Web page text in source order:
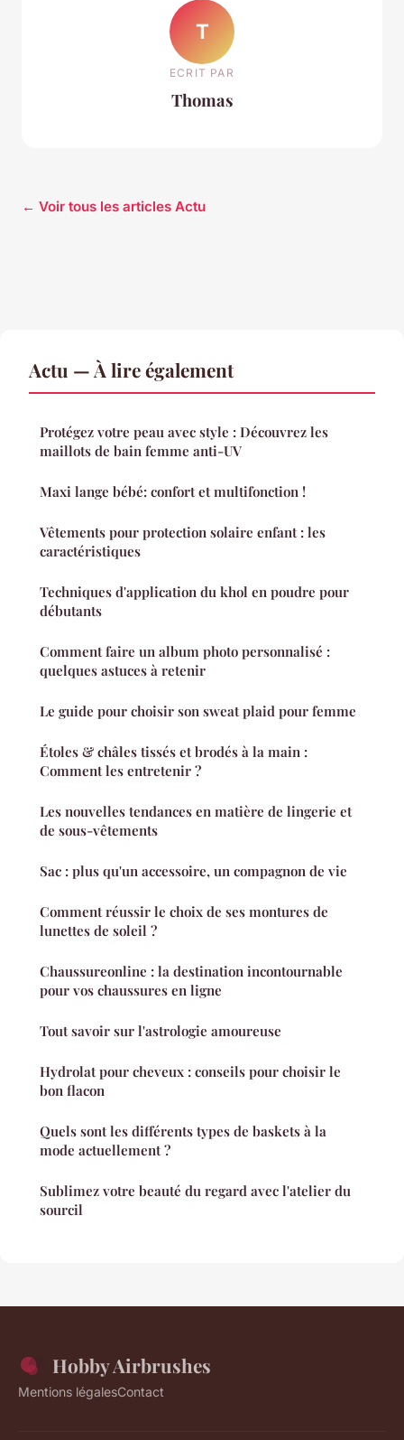
T
ECRIT PAR
Thomas
← Voir tous les articles Actu
Actu — À lire également
Protégez votre peau avec style : Découvrez les
maillots de bain femme anti-UV
Maxi lange bébé: confort et multifonction !
Vêtements pour protection solaire enfant : les
caractéristiques
Techniques d'application du khol en poudre pour
débutants
Comment faire un album photo personnalisé :
quelques astuces à retenir
Le guide pour choisir son sweat plaid pour femme
Étoles & châles tissés et brodés à la main :
Comment les entretenir ?
Les nouvelles tendances en matière de lingerie et
de sous-vêtements
Sac : plus qu'un accessoire, un compagnon de vie
Comment réussir le choix de ses montures de
lunettes de soleil ?
Chaussureonline : la destination incontournable
pour vos chaussures en ligne
Tout savoir sur l'astrologie amoureuse
Hydrolat pour cheveux : conseils pour choisir le
bon flacon
Quels sont les différents types de baskets à la
mode actuellement ?
Sublimez votre beauté du regard avec l'atelier du
sourcil
Hobby Airbrushes
Mentions légalesContact